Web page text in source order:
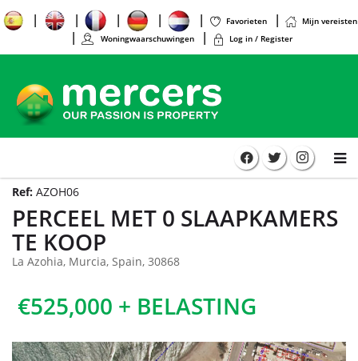
Favorieten
Mijn vereisten
Woningwaarschuwingen
Log in / Register
Ref: AZOH06
PERCEEL MET 0 SLAAPKAMERS
TE KOOP
La Azohia, Murcia, Spain, 30868
€525,000 + BELASTING